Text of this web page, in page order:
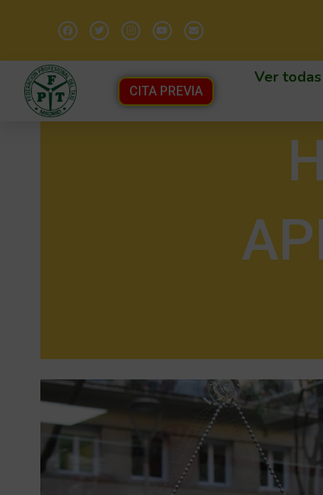
CITA PREVIA
Ver